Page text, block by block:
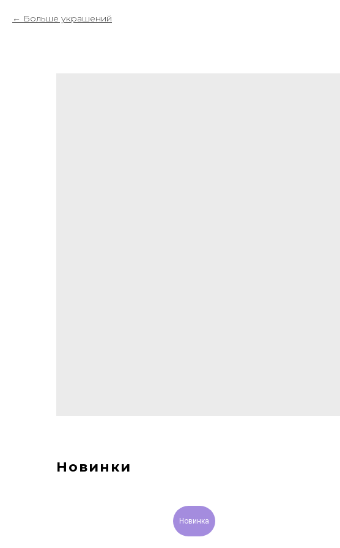
Больше украшений
Новинки
Новинка